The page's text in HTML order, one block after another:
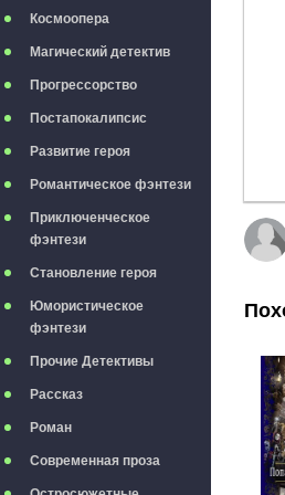
Космоопера
Магический детектив
Прогрессорство
Постапокалипсис
Развитие героя
Романтическое фэнтези
Приключенческое
фэнтези
Становление героя
Юмористическое
фэнтези
Прочие Детективы
Рассказ
Роман
Современная проза